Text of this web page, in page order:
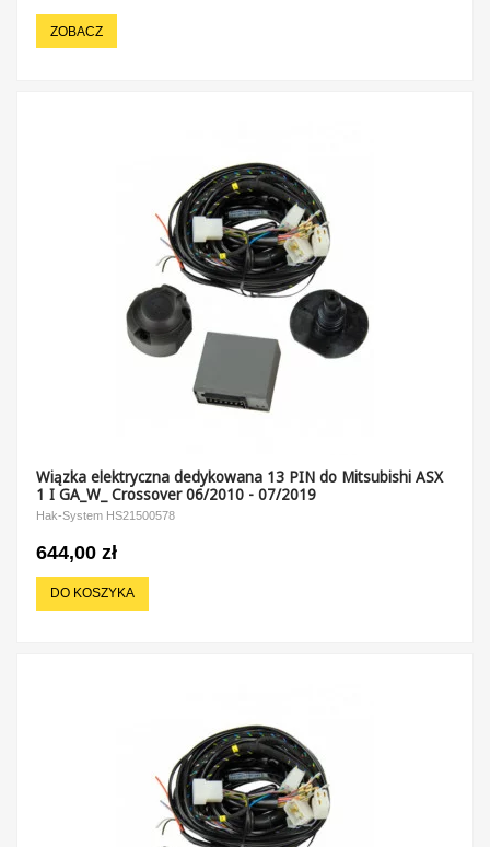
ZOBACZ
Wiązka elektryczna dedykowana 13 PIN do Mitsubishi ASX
1 I GA_W_ Crossover 06/2010 - 07/2019
Hak-System HS21500578
644,00 zł
DO KOSZYKA